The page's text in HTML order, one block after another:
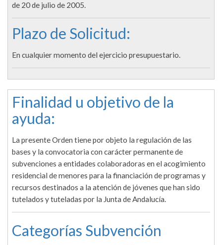
de 20 de julio de 2005.
Plazo de Solicitud:
En cualquier momento del ejercicio presupuestario.
Finalidad u objetivo de la
ayuda:
La presente Orden tiene por objeto la regulación de las
bases y la convocatoria con carácter permanente de
subvenciones a entidades colaboradoras en el acogimiento
residencial de menores para la financiación de programas y
recursos destinados a la atención de jóvenes que han sido
tutelados y tuteladas por la Junta de Andalucía.
Categorías Subvención